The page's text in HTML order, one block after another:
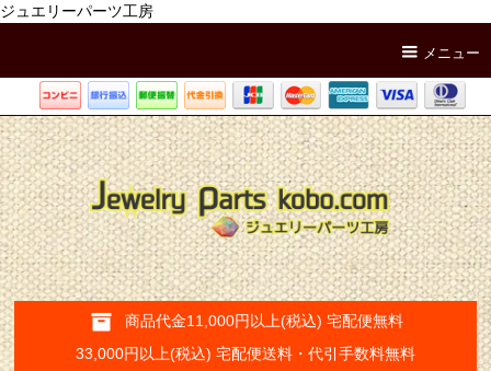
ジュエリーパーツ工房
メニュー
商品代金11,000円以上(税込) 宅配便無料
33,000円以上(税込) 宅配便送料・代引手数料無料